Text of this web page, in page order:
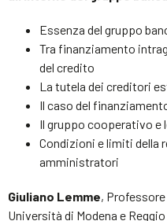
Essenza del gruppo
Tra finanziamento
del credito
La tutela dei creditori
Il caso del
Il gruppo cooperativo e
Condizioni e limiti della
amministratori
Giuliano Lemme,
Università di Modena e